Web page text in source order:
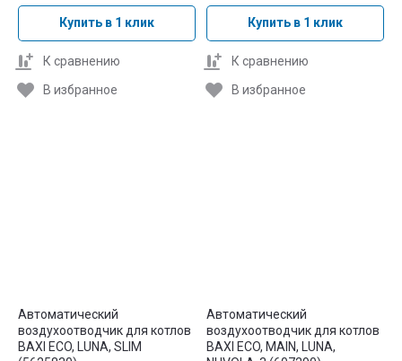
Купить в 1 клик
К сравнению
В избранное
Купить в 1 клик
К сравнению
В избранное
Автоматический
воздухоотводчик для котлов
BAXI ECO, LUNA, SLIM
Автоматический
воздухоотводчик для котлов
BAXI ECO, MAIN, LUNA,